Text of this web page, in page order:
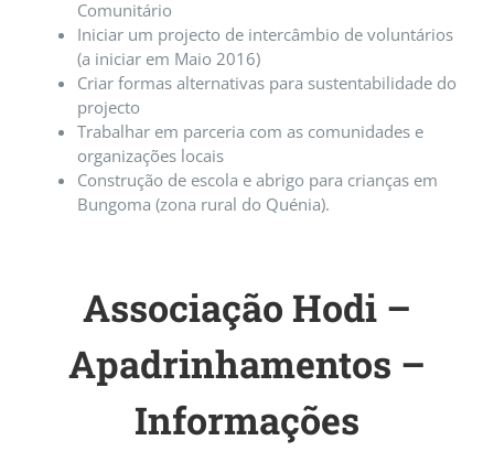
Comunitário
Iniciar um projecto de intercâmbio de voluntários
(a iniciar em Maio 2016)
Criar formas alternativas para sustentabilidade do
projecto
Trabalhar em parceria com as comunidades e
organizações locais
Construção de escola e abrigo para crianças em
Bungoma (zona rural do Quénia).
Associação Hodi –
Apadrinhamentos –
Informações